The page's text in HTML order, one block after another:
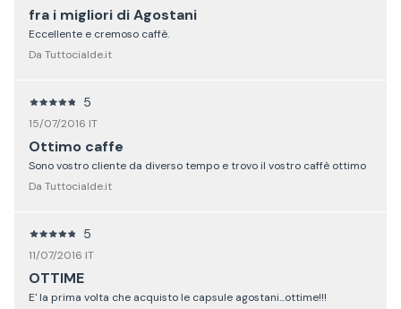
fra i migliori di Agostani
Eccellente e cremoso caffè.
Da Tuttocialde.it
5
15/07/2016 IT
Ottimo caffe
Sono vostro cliente da diverso tempo e trovo il vostro caffè ottimo
Da Tuttocialde.it
5
11/07/2016 IT
OTTIME
E' la prima volta che acquisto le capsule agostani...ottime!!!